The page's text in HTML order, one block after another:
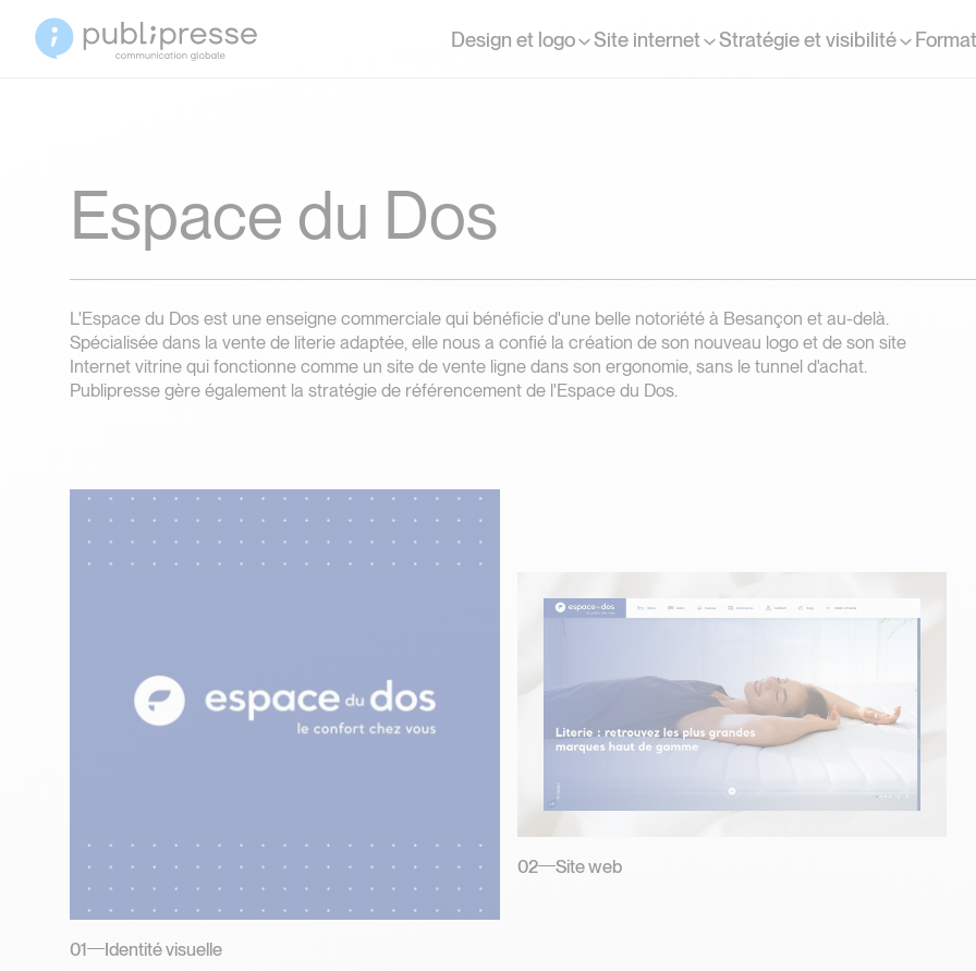
Design et logo Site internet Stratégie et visibilité
Espace du Dos
L'Espace du Dos est une enseigne commerciale qui bénéficie d'une belle notoriété à Besançon et au-delà.
Spécialisée dans la vente de literie adaptée, elle nous a confié la création de son nouveau logo et de son site
Internet vitrine qui fonctionne comme un site de vente ligne dans son ergonomie, sans le tunnel d'achat.
Publipresse gère également la stratégie de référencement de l'Espace du Dos.
01 Identité visuelle
02 Site web